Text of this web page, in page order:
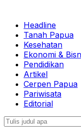
Headline
Tanah Papua
Kesehatan
Ekonomi &
Pendidikan
Artikel
Cerpen Papua
Pariwisata
Editorial